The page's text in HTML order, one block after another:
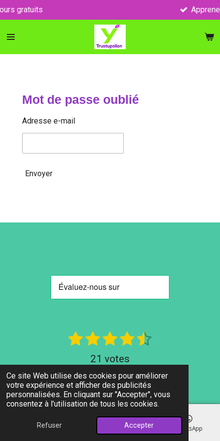
Ce site Web utilise des cookies pour améliorer
votre expérience et afficher des publicités
personnalisées. En cliquant sur "Accepter", vous
consentez à l'utilisation de tous les cookies.
Refuser Accepter
Passer
au
contenu
Apprenez avec
Mot de passe oublié
Adresse e-mail
Envoyer
a
l
u
1
t
o
i
2
é
t
o
i
3
é
t
o
i
l
e
4
é
t
o
i
l
e
5
t
o
i
l
e
o
e
r
l
'
21 votes
© 2025 Trustupsilon
E-mail Facebook WhatsApp